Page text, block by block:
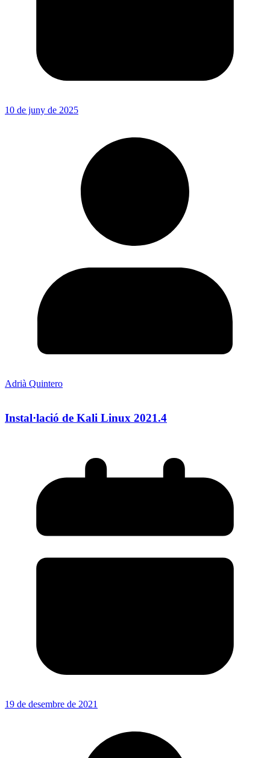
10 de juny de 2025
Adrià Quintero
Instal·lació de Kali Linux 2021.4
19 de desembre de 2021